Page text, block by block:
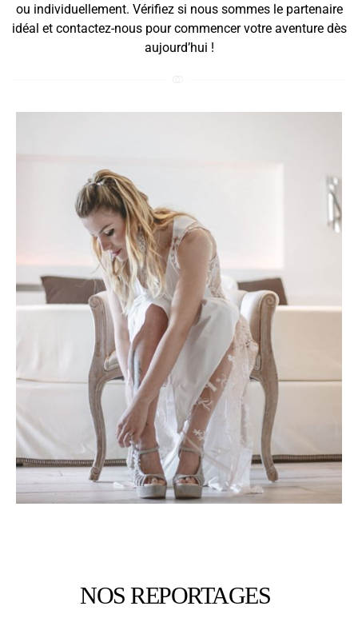
ou individuellement. Vérifiez si nous sommes le partenaire
idéal et contactez-nous pour commencer votre aventure dès
aujourd’hui !
NOS REPORTAGES